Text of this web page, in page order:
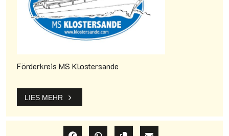
Förderkreis MS Klostersande
LIES MEHR